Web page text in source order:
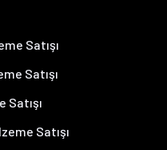
Satışı
Satışı
Satışı
Satışı